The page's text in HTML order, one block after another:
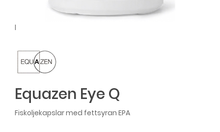
l
Equazen Eye Q
Fiskoljekapslar med fettsyran EPA